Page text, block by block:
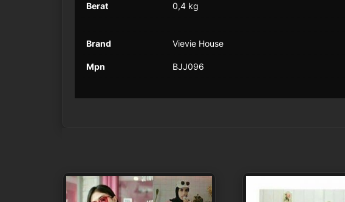
Berat 0,4 kg
Brand Vievie House
Mpn BJJ096